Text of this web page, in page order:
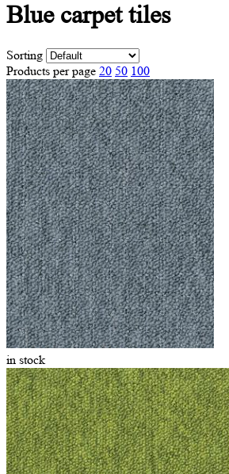
Blue carpet tiles
Sorting
Products per page 20 50 100
in stock